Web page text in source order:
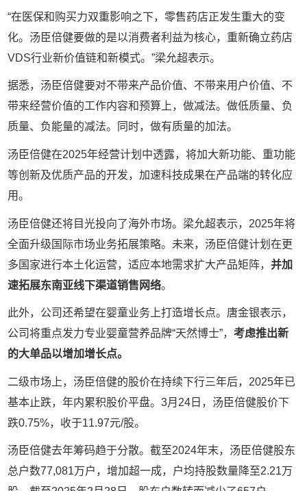
“在医保和购买力双重影响之下，零售药店正发生重大的变
化。汤臣倍健要做的是以消费者利益为核心，重新确立药店
VDS行业新价值链和新模式。”梁允超表示。
据悉，汤臣倍健要对不带来产品价值、不带来用户价值、不
带来经营价值的工作内容和预算上，做减法。做低质量、负
质量、负能量的减法。同时，做有质量的加法。
汤臣倍健在2025年经营计划中透露，将加大新功能、重功能
等创新及优质产品的开发，加速科技成果在产品端的转化应
用。
汤臣倍健还将目光投向了海外市场。梁允超表示，2025年将
全面升级国际市场业务拓展策略。未来，汤臣倍健计划在更
多国家进行本土化运营，适应本地需求扩大产品矩阵，并加
速拓展东南亚线下渠道销售网络。
此外，公司还希望在婴童业务上打造增长点。唐金银表示，
公司将重点发力专业婴童营养品牌“天然博士”，考虑推出新
的大单品以增加增长点。
二级市场上，汤臣倍健的股价在持续下行三年后，2025年已
基本止跌，年内累积股价平盘。3月24日，汤臣倍健股价下
跌0.75%，收于11.97元/股。
汤臣倍健去年筹码趋于分散。截至2024年末，汤臣倍健股东
总户数77,081万户，增加超一成，户均持股数量降至2.21万